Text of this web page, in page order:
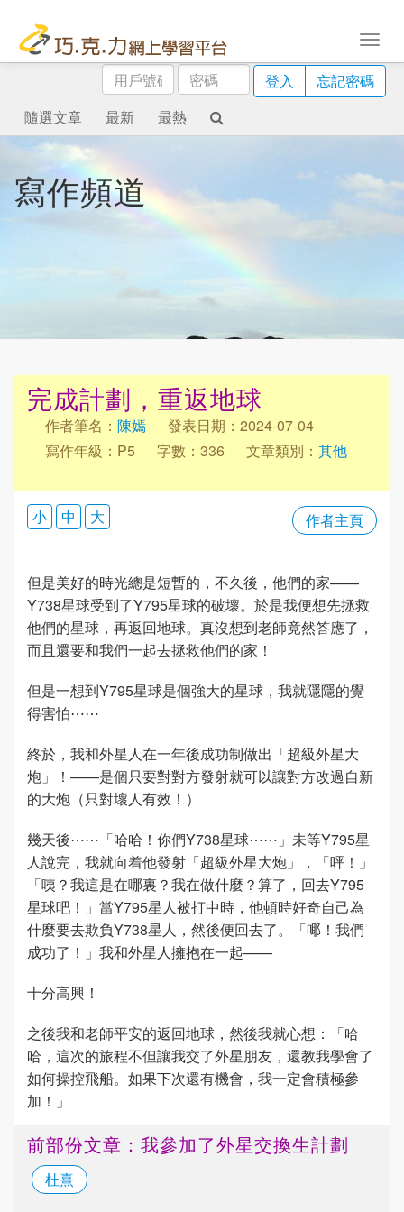
用
戶
號
碼
密
碼
登入
忘記密碼
隨選文章
最新 最熱
寫作頻道
完成計劃，重返地球
作者筆名： 陳嫣
發表日期：2024-07-04
寫作年級：P5
字數：336 文章類別： 其他
作者主頁
小 中 大
但是美好的時光總是短暫的，不久後，他們的家——
Y738星球受到了Y795星球的破壞。於是我便想先拯救
他們的星球，再返回地球。真沒想到老師竟然答應了，
而且還要和我們一起去拯救他們的家！
但是一想到Y795星球是個強大的星球，我就隱隱的覺
得害怕⋯⋯
終於，我和外星人在一年後成功制做出「超級外星大
炮」！——是個只要對對方發射就可以讓對方改過自新
的大炮（只對壞人有效！）
幾天後⋯⋯「哈哈！你們Y738星球⋯⋯」未等Y795星
人說完，我就向着他發射「超級外星大炮」，「呯！」
「咦？我這是在哪裏？我在做什麼？算了，回去Y795
星球吧！」當Y795星人被打中時，他頓時好奇自己為
什麼要去欺負Y738星人，然後便回去了。「㖿！我們
成功了！」我和外星人擁抱在一起——
十分高興！
之後我和老師平安的返回地球，然後我就心想：「哈
哈，這次的旅程不但讓我交了外星朋友，還教我學會了
如何操控飛船。如果下次還有機會，我一定會積極參
加！」
前部份文章：我參加了外星交換生計劃
杜熹